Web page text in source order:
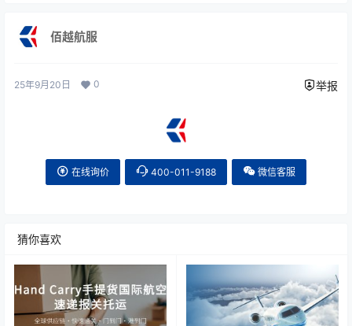
佰越航服
25年9月20日 0 举报
在线询价 400-011-9188 微信客服
猜你喜欢